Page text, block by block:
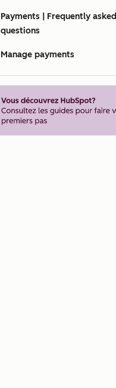
Payments | Frequently asked
questions
Manage payments